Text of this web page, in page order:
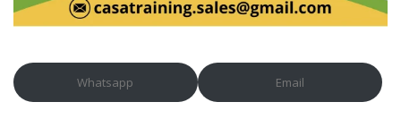
Whatsapp Email